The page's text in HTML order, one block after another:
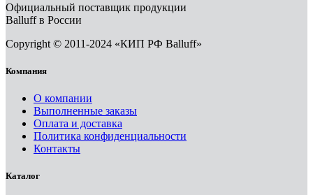
Официальный поставщик продукции
Balluff в России
Copyright © 2011-2024 «КИП РФ Balluff»
Компания
О компании
Выполненные заказы
Оплата и доставка
Политика конфиденциальности
Контакты
Каталог